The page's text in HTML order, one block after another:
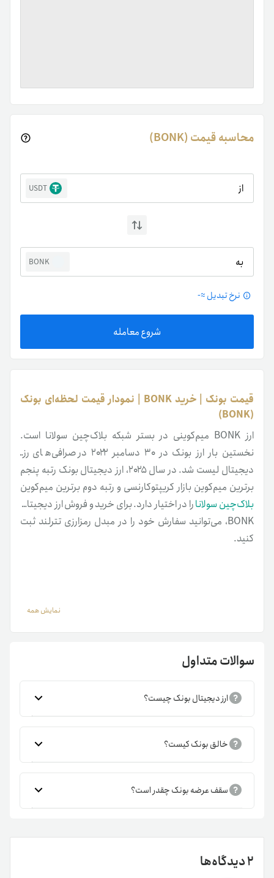
محاسبه قیمت (BONK)
از USDT
به BONK
نرخ تبدیل ≈-
شروع معامله
قیمت بونک | خرید BONK | نمودار قیمت لحظه‌ای بونک
(BONK)
ارز BONK میم‌کوینی در بستر شبکه بلاک‌چین سولانا است.
نخستین بار ارز بونک در ۳۰ دسامبر ۲۰۲۲ در صرافی‌های ارز
دیجیتال لیست شد. در سال ۲۰۲۵، ارز دیجیتال بونک رتبه پنجم
برترین میم‌کوین بازار کریپتوکارنسی و رتبه دوم برترین میم‌کوین
بلاک‌چین سولانارا در اختیار دارد. برای خرید و فروش ارز دیجیتال
BONK، می‌توانید سفارش خود را در مبدل رمزارزی تترلند ثبت
کنید.
سقف عرضه ارز بونک برابر با ۱۰۰ تریلیون توکن است.
در پایان آوریل ۲۰۲۵، عرضه بونک برابر با ۷۸/۷۴ تریلیون
توکن است.
بونک ارز دیجیتال در بستر شبکهسولانااست.
هویت واقعی بنیان‌گذار و توسعه دهندگان ارز بونک
مشخص نیست.
بیشترین قیمت بونک کوین تاکنون در ۲۲ نوامبر ۲۰۲۴ برابر
با ۰/۰۰۰۰۵۳۵۶ دلار ثبت شده است.
کاربردهای ارز بونک
نمایش همه
سوالات متداول
ارز دیجیتال بونک چیست؟
خالق بونک کیست؟
سقف عرضه بونک چقدر است؟
2 دیدگاه‌ها